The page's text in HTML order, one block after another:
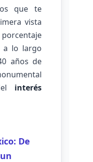
que te
vista
a lo largo
años de
interés
De